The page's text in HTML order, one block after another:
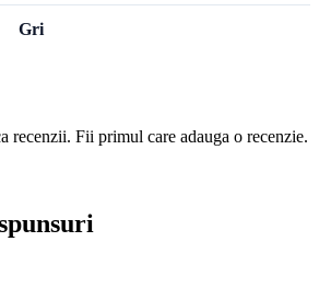
Gri
recenzii. Fii primul care adauga o recenzie.